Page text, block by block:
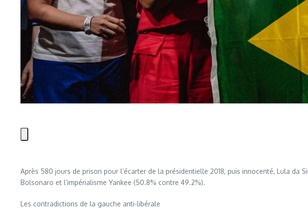
Après 580 jours de prison pour l’écarter de la présidentielle 2018, puis innocenté, Lula da
Bolsonaro et l’impérialisme Yankee (50.8% contre 49.2%).
Les contradictions de la gauche anti-libérale